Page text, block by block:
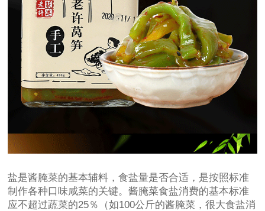
盐是酱腌菜的基本辅料，食盐量是否合适，是按照标准
制作各种口味咸菜的关键。酱腌菜食盐消费的基本标准
应不超过蔬菜的25％（如100公斤的酱腌菜，很大食盐消